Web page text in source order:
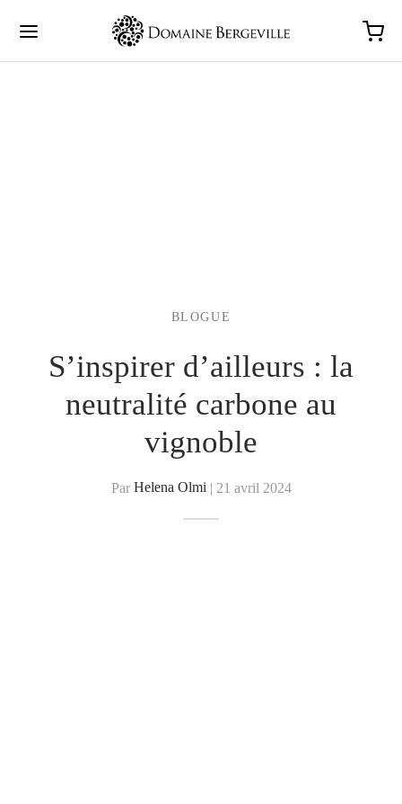
BLOGUE
S’inspirer d’ailleurs : la
neutralité carbone au
vignoble
Par Helena Olmi| 21 avril 2024